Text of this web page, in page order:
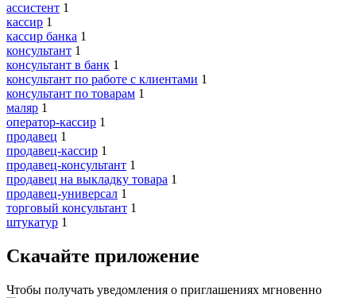
ассистент 1
кассир 1
кассир банка 1
консультант 1
консультант в банк 1
консультант по работе с клиентами 1
консультант по товарам 1
маляр 1
оператор-кассир 1
продавец 1
продавец-кассир 1
продавец-консультант 1
продавец на выкладку товара 1
продавец-универсал 1
торговый консультант 1
штукатур 1
Скачайте приложение
Чтобы получать уведомления о приглашениях мгновенно